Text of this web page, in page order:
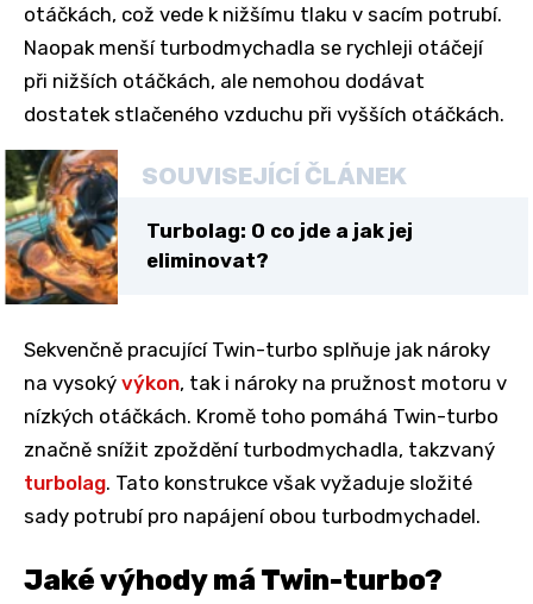
otáčkách, což vede k nižšímu tlaku v sacím potrubí.
Naopak menší turbodmychadla se rychleji otáčejí
při nižších otáčkách, ale nemohou dodávat
dostatek stlačeného vzduchu při vyšších otáčkách.
SOUVISEJÍCÍ ČLÁNEK
Turbolag: O co jde a jak jej
eliminovat?
Sekvenčně pracující Twin-turbo splňuje jak nároky
na vysoký výkon, tak i nároky na pružnost motoru v
nízkých otáčkách. Kromě toho pomáhá Twin-turbo
značně snížit zpoždění turbodmychadla, takzvaný
turbolag. Tato konstrukce však vyžaduje složité
sady potrubí pro napájení obou turbodmychadel.
Jaké výhody má Twin-turbo?